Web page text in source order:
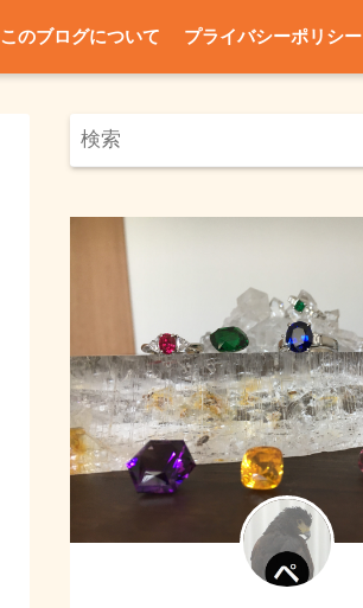
このブログについて プライバシーポリシー